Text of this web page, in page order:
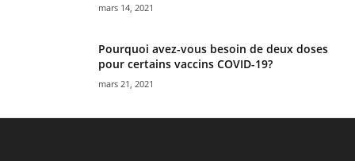
mars 14, 2021
Pourquoi avez-vous besoin de deux doses
pour certains vaccins COVID-19?
mars 21, 2021